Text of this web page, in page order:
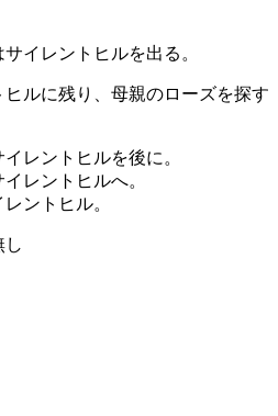
イレントヒルを出る。
ルに残り、母親のローズを探す
レントヒルを後に。
レントヒルへ。
ントヒル。
し